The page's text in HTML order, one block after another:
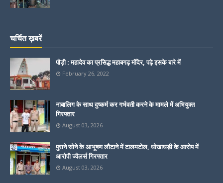
चर्चित ख़बरें
पौड़ी : महादेव का प्रसिद्ध महाबगढ़ मंदिर, पढ़े इसके बारे में
February 26, 2022
नाबालिग के साथ दुष्कर्म कर गर्भवती करने के मामले में अभियुक्त
गिरफ्तार
August 03, 2026
पुराने सोने के आभूषण लौटाने में टालमटोल, धोखाधड़ी के आरोप में
आरोपी ज्वैलर्स गिरफ्तार
August 03, 2026